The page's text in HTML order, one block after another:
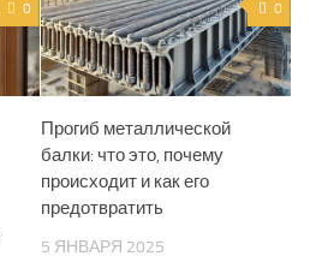
0 0
Прогиб металлической
балки: что это, почему
происходит и как его
предотвратить
5 ЯНВАРЯ 2025